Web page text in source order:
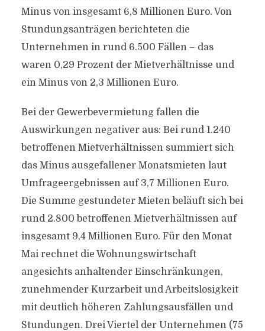
Minus von insgesamt 6,8 Millionen Euro. Von
Stundungsanträgen berichteten die
Unternehmen in rund 6.500 Fällen – das
waren 0,29 Prozent der Mietverhältnisse und
ein Minus von 2,3 Millionen Euro.
Bei der Gewerbevermietung fallen die
Auswirkungen negativer aus: Bei rund 1.240
betroffenen Mietverhältnissen summiert sich
das Minus ausgefallener Monatsmieten laut
Umfrageergebnissen auf 3,7 Millionen Euro.
Die Summe gestundeter Mieten beläuft sich bei
rund 2.800 betroffenen Mietverhältnissen auf
insgesamt 9,4 Millionen Euro. Für den Monat
Mai rechnet die Wohnungswirtschaft
angesichts anhaltender Einschränkungen,
zunehmender Kurzarbeit und Arbeitslosigkeit
mit deutlich höheren Zahlungsausfällen und
Stundungen. Drei Viertel der Unternehmen (75